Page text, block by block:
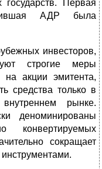
государств. Первая
АДР была
инвесторов,
строгие меры
на акции эмитента,
средства только в
рынке.
деноминированы
сокращает